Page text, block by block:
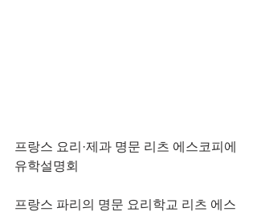
프랑스 요리·제과 명문 리츠 에스코피에
유학설명회
프랑스 파리의 명문 요리학교 리츠 에스